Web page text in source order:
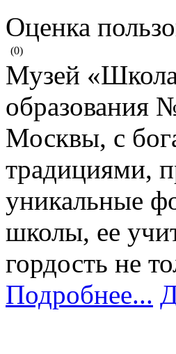
Оценка
(0)
Музей
образования
Москвы, с
традициями,
уникальные
школы, ее
гордость не
Подробнее...